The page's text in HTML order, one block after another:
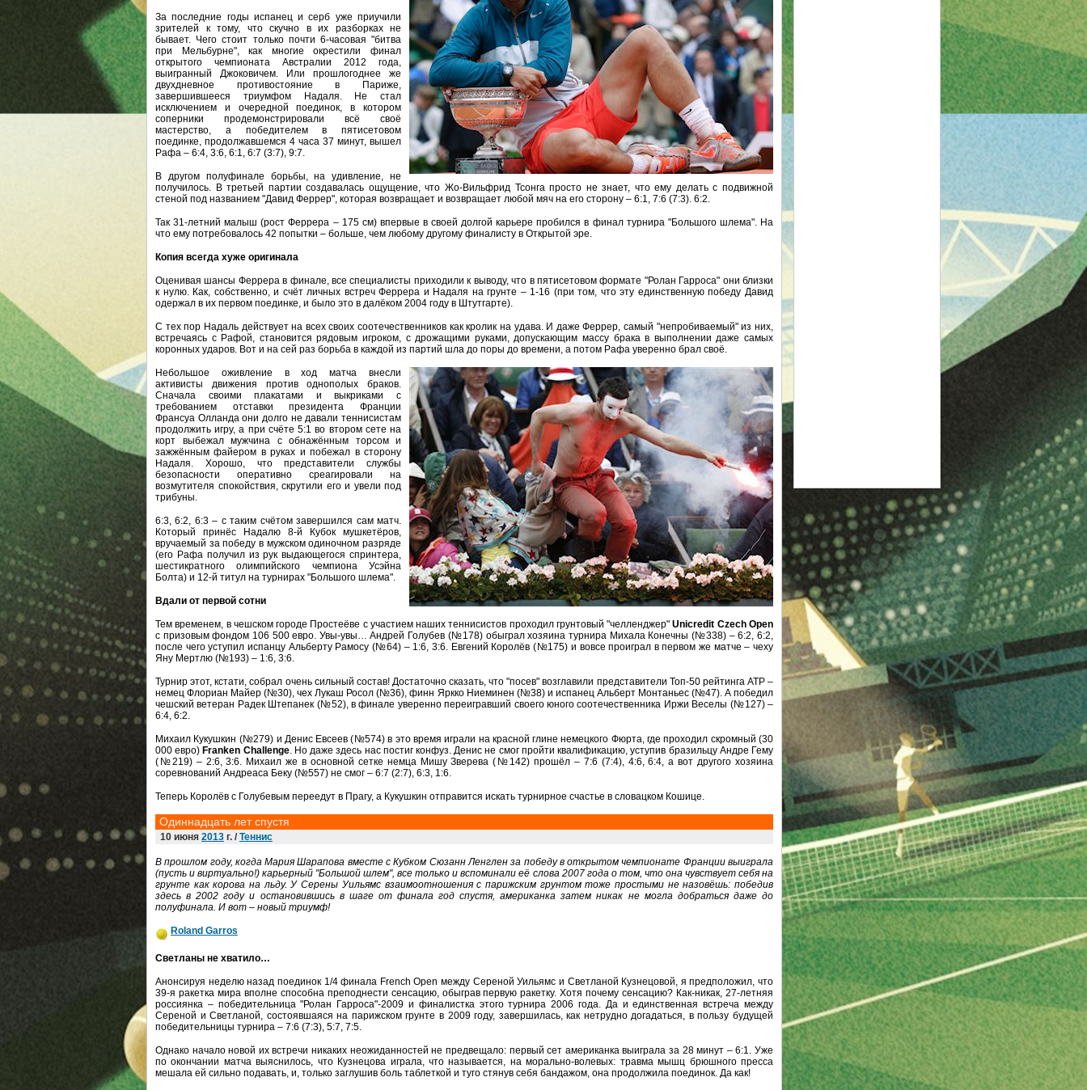
За последние годы испанец и серб уже приучили
зрителей к тому, что скучно в их разборках не
бывает. Чего стоит только почти 6-часовая "битва
при Мельбурне", как многие окрестили финал
открытого чемпионата Австралии 2012 года,
выигранный Джоковичем. Или прошлогоднее же
двухдневное противостояние в Париже,
завершившееся триумфом Надаля. Не стал
исключением и очередной поединок, в котором
соперники продемонстрировали всё своё
мастерство, а победителем в пятисетовом
поединке, продолжавшемся 4 часа 37 минут, вышел
Рафа – 6:4, 3:6, 6:1, 6:7 (3:7), 9:7.
В другом полуфинале борьбы, на удивление, не
получилось. В третьей партии создавалась ощущение, что Жо-Вильфрид Тсонга просто не знает, что ему делать с подвижной
стеной под названием "Давид Феррер", которая возвращает и возвращает любой мяч на его сторону – 6:1, 7:6 (7:3). 6:2.
Так 31-летний малыш (рост Феррера – 175 см) впервые в своей долгой карьере пробился в финал турнира "Большого шлема". На
что ему потребовалось 42 попытки – больше, чем любому другому финалисту в Открытой эре.
Копия всегда хуже оригинала
Оценивая шансы Феррера в финале, все специалисты приходили к выводу, что в пятисетовом формате "Ролан Гарроса" они близки
к нулю. Как, собственно, и счёт личных встреч Феррера и Надаля на грунте – 1-16 (при том, что эту единственную победу Давид
одержал в их первом поединке, и было это в далёком 2004 году в Штутгарте).
С тех пор Надаль действует на всех своих соотечественников как кролик на удава. И даже Феррер, самый "непробиваемый" из них,
встречаясь с Рафой, становится рядовым игроком, с дрожащими руками, допускающим массу брака в выполнении даже самых
коронных ударов. Вот и на сей раз борьба в каждой из партий шла до поры до времени, а потом Рафа уверенно брал своё.
Небольшое оживление в ход матча внесли
активисты движения против однополых браков.
Сначала своими плакатами и выкриками с
требованием отставки президента Франции
Франсуа Олланда они долго не давали теннисистам
продолжить игру, а при счёте 5:1 во втором сете на
корт выбежал мужчина с обнажённым торсом и
зажжённым файером в руках и побежал в сторону
Надаля. Хорошо, что представители службы
безопасности оперативно среагировали на
возмутителя спокойствия, скрутили его и увели под
трибуны.
6:3, 6:2, 6:3 – с таким счётом завершился сам матч.
Который принёс Надалю 8-й Кубок мушкетёров,
вручаемый за победу в мужском одиночном разряде
(его Рафа получил из рук выдающегося спринтера,
шестикратного олимпийского чемпиона Усэйна
Болта) и 12-й титул на турнирах "Большого шлема".
Вдали от первой сотни
Тем временем, в чешском городе Простеёве с участием наших теннисистов проходил грунтовый "челленджер"Unicredit Czech Open
с призовым фондом 106 500 евро. Увы-увы… Андрей Голубев (№178) обыграл хозяина турнира Михала Конечны (№338) – 6:2, 6:2,
после чего уступил испанцу Альберту Рамосу (№64) – 1:6, 3:6. Евгений Королёв (№175) и вовсе проиграл в первом же матче – чеху
Яну Мертлю (№193) – 1:6, 3:6.
Турнир этот, кстати, собрал очень сильный состав! Достаточно сказать, что "посев" возглавили представители Топ-50 рейтинга ATP –
немец Флориан Майер (№30), чех Лукаш Росол (№36), финн Яркко Ниеминен (№38) и испанец Альберт Монтаньес (№47). А победил
чешский ветеран Радек Штепанек (№52), в финале уверенно переигравший своего юного соотечественника Иржи Веселы (№127) –
6:4, 6:2.
Михаил Кукушкин (№279) и Денис Евсеев (№574) в это время играли на красной глине немецкого Фюрта, где проходил скромный (30
000 евро) Franken Challenge. Но даже здесь нас постиг конфуз. Денис не смог пройти квалификацию, уступив бразильцу Андре Гему
(№219) – 2:6, 3:6. Михаил же в основной сетке немца Мишу Зверева (№142) прошёл – 7:6 (7:4), 4:6, 6:4, а вот другого хозяина
соревнований Андреаса Беку (№557) не смог – 6:7 (2:7), 6:3, 1:6.
Теперь Королёв с Голубевым переедут в Прагу, а Кукушкин отправится искать турнирное счастье в словацком Кошице.
Одиннадцать лет спустя
10 июня 2013 г. / Теннис
В прошлом году, когда Мария Шарапова вместе с Кубком Сюзанн Ленглен за победу в открытом чемпионате Франции выиграла
(пусть и виртуально!) карьерный "Большой шлем", все только и вспоминали её слова 2007 года о том, что она чувствует себя на
грунте как корова на льду. У Серены Уильямс взаимоотношения с парижским грунтом тоже простыми не назовёшь: победив
здесь в 2002 году и остановившись в шаге от финала год спустя, американка затем никак не могла добраться даже до
полуфинала. И вот – новый триумф!
Roland Garros
Светланы не хватило…
Анонсируя неделю назад поединок 1/4 финала French Open между Сереной Уильямс и Светланой Кузнецовой, я предположил, что
39-я ракетка мира вполне способна преподнести сенсацию, обыграв первую ракетку. Хотя почему сенсацию? Как-никак, 27-летняя
россиянка – победительница "Ролан Гарроса"-2009 и финалистка этого турнира 2006 года. Да и единственная встреча между
Сереной и Светланой, состоявшаяся на парижском грунте в 2009 году, завершилась, как нетрудно догадаться, в пользу будущей
победительницы турнира – 7:6 (7:3), 5:7, 7:5.
Однако начало новой их встречи никаких неожиданностей не предвещало: первый сет американка выиграла за 28 минут – 6:1. Уже
по окончании матча выяснилось, что Кузнецова играла, что называется, на морально-волевых: травма мышц брюшного пресса
мешала ей сильно подавать, и, только заглушив боль таблеткой и туго стянув себя бандажом, она продолжила поединок. Да как!